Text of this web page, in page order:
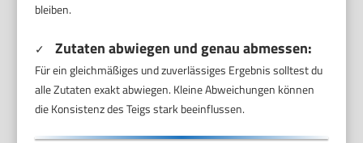
bleiben.
✓ Zutaten abwiegen und genau abmessen:
Für ein gleichmäßiges und zuverlässiges Ergebnis solltest du
alle Zutaten exakt abwiegen. Kleine Abweichungen können
die Konsistenz des Teigs stark beeinflussen.